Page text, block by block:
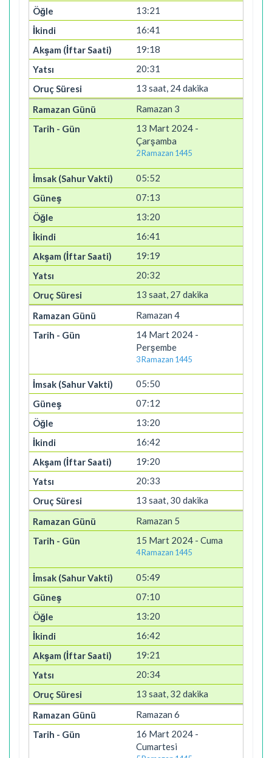
13:21
16:41
19:18
20:31
13 saat, 24 dakika
Ramazan 3
13 Mart 2024 -
Çarşamba
2 Ramazan 1445
05:52
07:13
13:20
16:41
19:19
20:32
13 saat, 27 dakika
Ramazan 4
14 Mart 2024 -
Perşembe
3 Ramazan 1445
05:50
07:12
13:20
16:42
19:20
20:33
13 saat, 30 dakika
Ramazan 5
15 Mart 2024 - Cuma
4 Ramazan 1445
05:49
07:10
13:20
16:42
19:21
20:34
13 saat, 32 dakika
Ramazan 6
16 Mart 2024 -
Cumartesi